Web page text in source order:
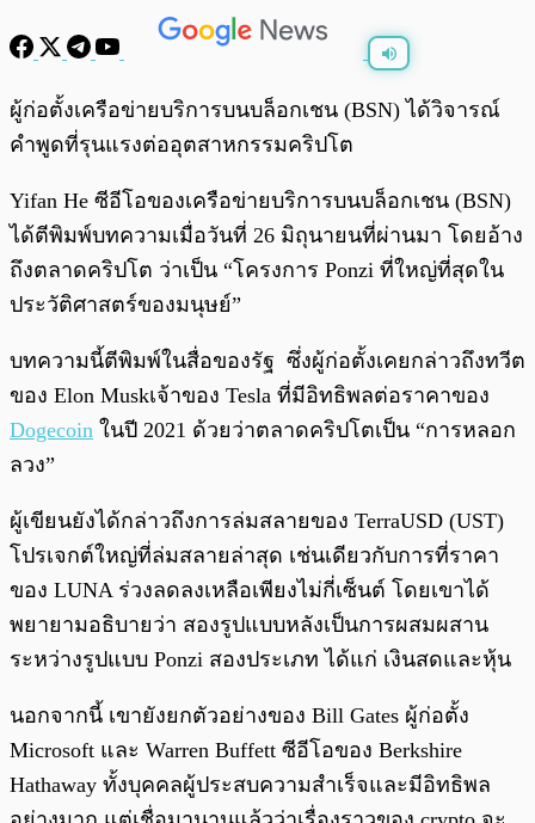
พร้อมเล่น 0:00/
ผู้ก่อตั้งเครือข่ายบริการบนบล็อกเชน (BSN) ได้วิจารณ์
คำพูดที่รุนแรงต่ออุตสาหกรรมคริปโต
Yifan He ซีอีโอของเครือข่ายบริการบนบล็อกเชน (BSN)
ได้ตีพิมพ์บทความเมื่อวันที่ 26 มิถุนายนที่ผ่านมา โดยอ้าง
ถึงตลาดคริปโต ว่าเป็น “โครงการ Ponzi ที่ใหญ่ที่สุดใน
ประวัติศาสตร์ของมนุษย์”
บทความนี้ตีพิมพ์ในสื่อของรัฐ ซึ่งผู้ก่อตั้งเคยกล่าวถึงทวีต
ของ Elon Muskเจ้าของ Tesla ที่มีอิทธิพลต่อราคาของ
Dogecoin ในปี 2021 ด้วยว่าตลาดคริปโตเป็น “การหลอก
ลวง”
ผู้เขียนยังได้กล่าวถึงการล่มสลายของ TerraUSD (UST)
โปรเจกต์ใหญ่ที่ล่มสลายล่าสุด เช่นเดียวกับการที่ราคา
ของ LUNA ร่วงลดลงเหลือเพียงไม่กี่เซ็นต์ โดยเขาได้
พยายามอธิบายว่า สองรูปแบบหลังเป็นการผสมผสาน
ระหว่างรูปแบบ Ponzi สองประเภท ได้แก่ เงินสดและหุ้น
นอกจากนี้ เขายังยกตัวอย่างของ Bill Gates ผู้ก่อตั้ง
Microsoft และ Warren Buffett ซีอีโอของ Berkshire
Hathaway ทั้งบุคคลผู้ประสบความสำเร็จและมีอิทธิพล